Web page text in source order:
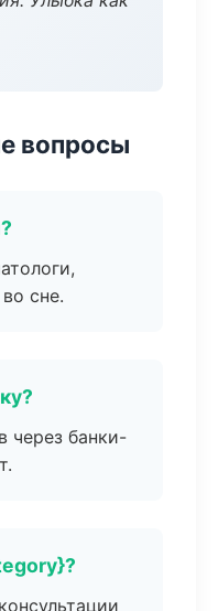
вопросы
сне.
через банки-